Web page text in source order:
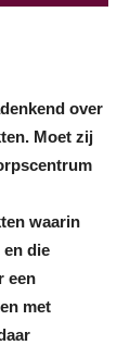
over
Moet zij
waarin
en die
een
met